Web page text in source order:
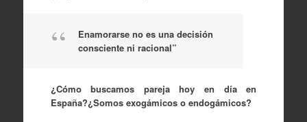
Enamorarse no es una decisión
consciente ni racional”
¿Cómo buscamos pareja hoy en día en
España?¿Somos exogámicos o endogámicos?